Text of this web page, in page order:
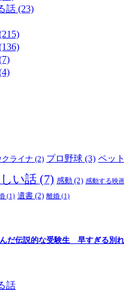
話 (23)
クライナ (2) プロ野球 (3) ペット
い話 (7) 感動 (2) 感動する映
(1) 遺書 (2) 離婚 (1)
だ伝説的な受験生 早すぎる別れ
話